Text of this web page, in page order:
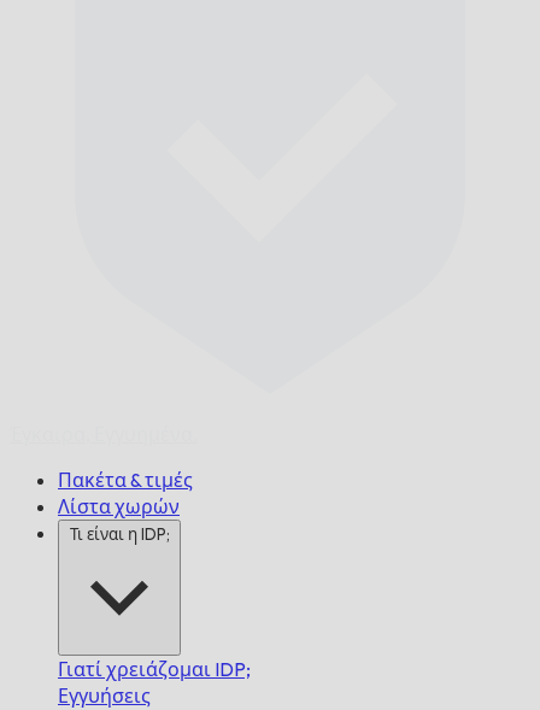
Πακέτα & τιμές
Λίστα χωρών
Τι είναι η IDP;
Γιατί χρειάζομαι IDP;
Εγγυήσεις